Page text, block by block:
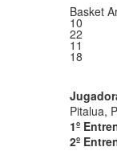
Basket
10
22
11
18
Pitalua,
1º
2º